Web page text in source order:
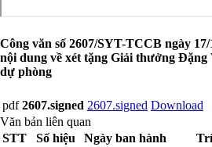
Công văn số 2607/SYT-TCCB ngày
nội dung về xét tặng Giải thưởng
dự phòng
pdf 2607.signed 2607.signed Download
Văn bản liên quan
STT
Số hiệu Ngày ban hành